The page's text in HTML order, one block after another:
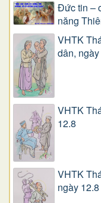
Đức tin –
năng
VHTK
dân,
VHTK
12.8
VHTK
ngày 12.8